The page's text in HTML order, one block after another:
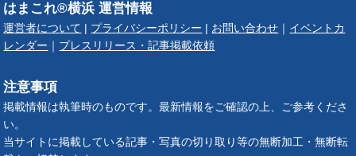
はまこれ®横浜 運営情報
運営者について プライバシーポリシー お問い合わせ
イベントカ
レンダー
プレスリリース・記事掲載依頼
注意事項
掲載情報は執筆時のものです。最新情報をご確認の上、ご参考くださ
い。
当サイトに掲載している記事・写真の切り取り等の無断加工・無断転